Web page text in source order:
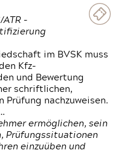
-
im BVSK muss
Kfz-
und Bewertung
schriftlichen,
Prüfung nachzuweisen.
ermöglichen, sein
Prüfungssituationen
einzuüben und